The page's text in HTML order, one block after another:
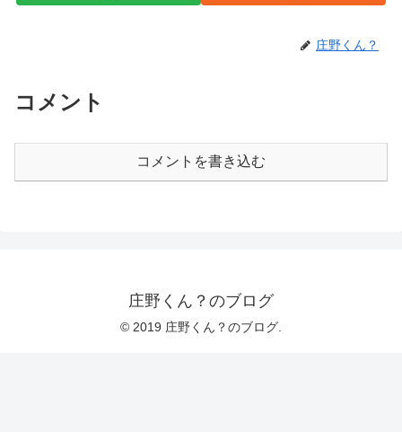
庄野くん？
コメント
コメントを書き込む
庄野くん？のブログ
© 2019 庄野くん？のブログ.